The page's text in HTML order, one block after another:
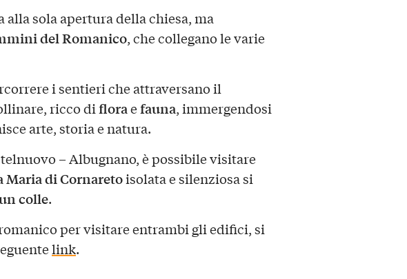
sola apertura della chiesa, ma
del Romanico, che collegano le varie
i sentieri che attraversano il
ricco difloraefauna, immergendosi
arte, storia e natura.
– Albugnano, è possibile visitare
Maria di Cornaretoisolata e silenziosa si
colle.
per visitare entrambi gli edifici, si
link.